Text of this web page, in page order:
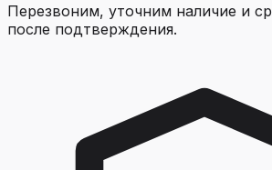
Перезвоним, уточним наличие и
после подтверждения.